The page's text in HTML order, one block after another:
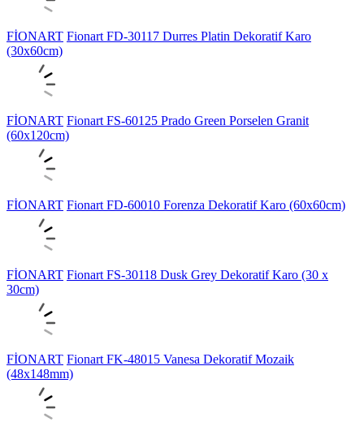
FİONART Fionart FD-30117 Durres Platin Dekoratif Karo
(30x60cm)
FİONART Fionart FS-60125 Prado Green Porselen Granit
(60x120cm)
FİONART Fionart FD-60010 Forenza Dekoratif Karo (60x60cm)
FİONART Fionart FS-30118 Dusk Grey Dekoratif Karo (30 x
30cm)
FİONART Fionart FK-48015 Vanesa Dekoratif Mozaik
(48x148mm)